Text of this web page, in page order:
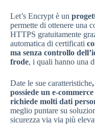
Let’s Encrypt è un
permette di ottenere una
HTTPS gratuitamente
automatica di certificati
ma senza controllo
frode, i quali hanno una
Date le sue caratteristiche
possiede un e-
richiede molti dati
meglio puntare su
sicurezza via via più